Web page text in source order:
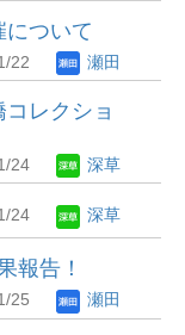
ついて
22 瀬田
レクショ
24 深草
24 深草
報告！
25 瀬田